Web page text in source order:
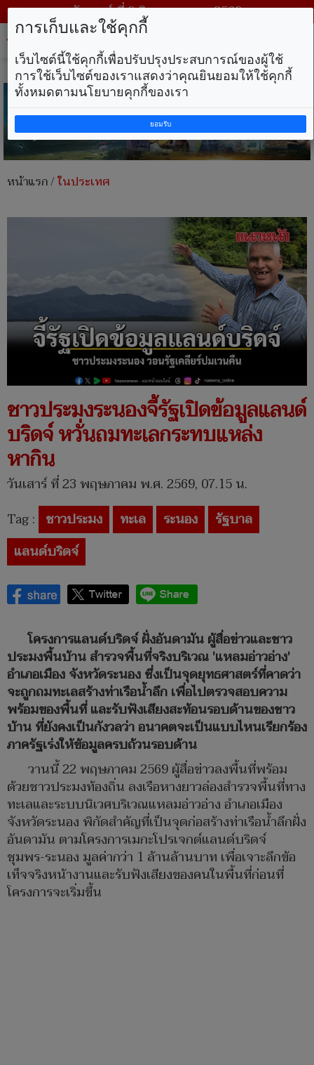
วันเสาร์ ที่ 8 สิงหาคม พ.ศ. 2569
หน้าแรก/ในประเทศ
ชาวประมงระนองจี้รัฐเปิดข้อมูลแลนด์
บริดจ์ หวั่นถมทะเลกระทบแหล่ง
หากิน
วันเสาร์ ที่ 23 พฤษภาคม พ.ศ. 2569, 07.15 น.
Tag : ชาวประมง ทะเล ระนอง
รัฐบาล
แลนด์บริดจ์
โครงการแลนด์บริดจ์ ฝั่งอันดามัน ผู้สื่อข่าวและชาว
ประมงพื้นบ้าน สำรวจพื้นที่จริงบริเวณ 'แหลมอ่าวอ่าง'
อำเภอเมือง จังหวัดระนอง ซึ่งเป็นจุดยุทธศาสตร์ที่คาดว่า
จะถูกถมทะเลสร้างท่าเรือน้ำลึก เพื่อไปตรวจสอบความ
พร้อมของพื้นที่ และรับฟังเสียงสะท้อนรอบด้านของชาว
บ้าน ที่ยังคงเป็นกังวลว่า อนาคตจะเป็นแบบไหนเรียกร้อง
ภาครัฐเร่งให้ข้อมูลครบถ้วนรอบด้าน
วานนี้ 22 พฤษภาคม 2569 ผู้สื่อข่าวลงพื้นที่พร้อม
ด้วยชาวประมงท้องถิ่น ลงเรือหางยาวล่องสำรวจพื้นที่ทาง
ทะเลและระบบนิเวศบริเวณแหลมอ่าวอ่าง อำเภอเมือง
จังหวัดระนอง พิกัดสำคัญที่เป็นจุดก่อสร้างท่าเรือน้ำลึกฝั่ง
อันดามัน ตามโครงการเมกะโปรเจกต์แลนด์บริดจ์
ชุมพร-ระนอง มูลค่ากว่า 1 ล้านล้านบาท เพื่อเจาะลึกข้อ
เท็จจริงหน้างานและรับฟังเสียงของคนในพื้นที่ก่อนที่
โครงการจะเริ่มขึ้น
การเก็บและใช้คุกกี้
เว็บไซต์นี้ใช้คุกกี้เพื่อปรับปรุงประสบการณ์ของผู้ใช้
การใช้เว็บไซต์ของเราแสดงว่าคุณยินยอมให้ใช้คุกกี้
ทั้งหมดตามนโยบายคุกกี้ของเรา
ยอมรับ